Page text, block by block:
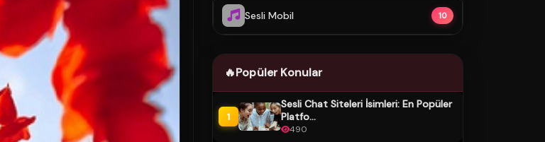
Sesli Mobil 10
🔥Popüler Konular
1
Sesli Chat Siteleri İsimleri: En Popüler
Platfo...
490